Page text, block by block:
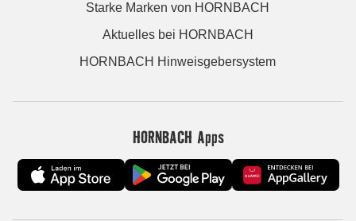
Starke Marken von HORNBACH
Aktuelles bei HORNBACH
HORNBACH Hinweisgebersystem
HORNBACH Apps